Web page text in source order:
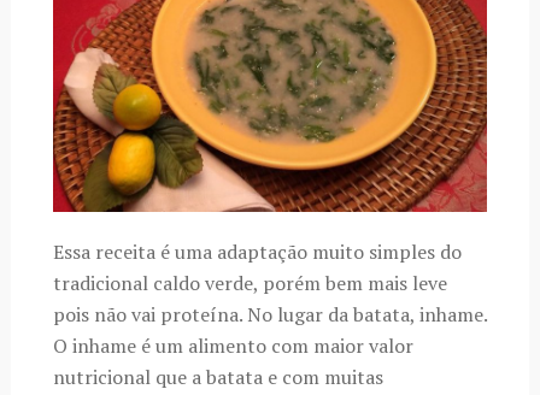
Essa receita é uma adaptação muito simples do
tradicional caldo verde, porém bem mais leve
pois não vai proteína. No lugar da batata, inhame.
O inhame é um alimento com maior valor
nutricional que a batata e com muitas